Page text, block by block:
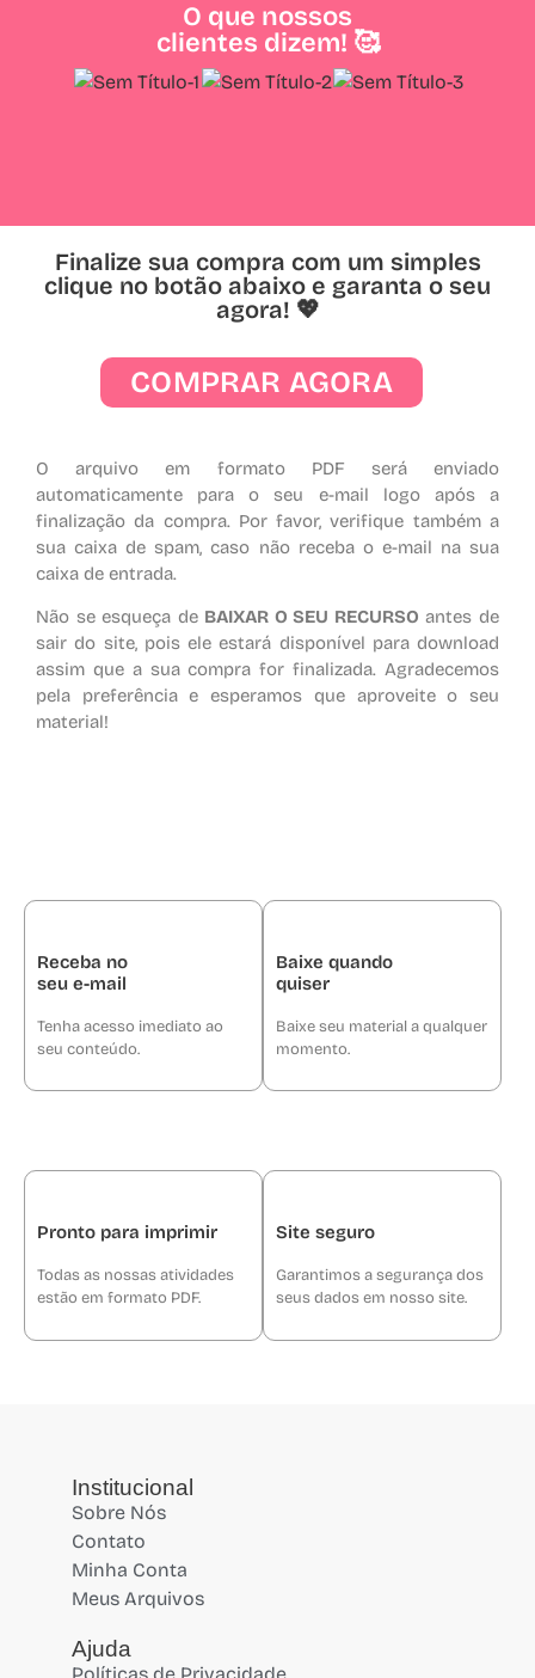
O que nossos
clientes dizem! 🥰
Finalize sua compra com um simples
clique no botão abaixo e garanta o seu
agora! 💖
COMPRAR AGORA
O arquivo em formato PDF será enviado
automaticamente para o seu e-mail logo após a
finalização da compra. Por favor, verifique também a
sua caixa de spam, caso não receba o e-mail na sua
caixa de entrada.
Não se esqueça de BAIXAR O SEU RECURSO antes de
sair do site, pois ele estará disponível para download
assim que a sua compra for finalizada. Agradecemos
pela preferência e esperamos que aproveite o seu
material!
Receba no
seu e-mail
Tenha acesso imediato ao
seu conteúdo.
Baixe quando
quiser
Baixe seu material a qualquer
momento.
Pronto para imprimir
Todas as nossas atividades
estão em formato PDF.
Site seguro
Garantimos a segurança dos
seus dados em nosso site.
Institucional
Sobre Nós
Contato
Minha Conta
Meus Arquivos
Ajuda